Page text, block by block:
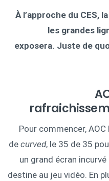
À l’approche du CES,
les grandes
exposera. Juste de
Pour commencer, AOC
de curved, le 35 de 35
un grand écran
destine au jeu vidéo. En